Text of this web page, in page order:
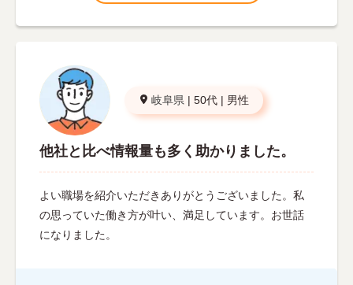
岐阜県 | 50代 | 男性
他社と比べ情報量も多く助かりました。
よい職場を紹介いただきありがとうございました。私
の思っていた働き方が叶い、満足しています。お世話
になりました。